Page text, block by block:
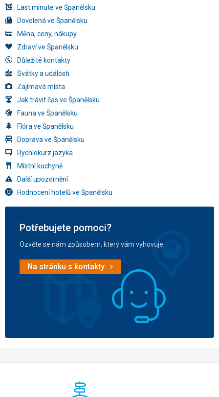
Last minute ve Španělsku
Dovolená ve Španělsku
Měna, ceny, nákupy
Zdraví ve Španělsku
Důležité kontakty
Svátky a události
Zajímavá místa
Jak trávit čas ve Španělsku
Fauna ve Španělsku
Flóra ve Španělsku
Doprava ve Španělsku
Rychlokurz jazyka
Místní kuchyně
Další upozornění
Hodnocení hotelů ve Španělsku
Potřebujete pomoci?
Ozvěte se nám způsobem, který vám vyhovuje
Na stránku s kontakty